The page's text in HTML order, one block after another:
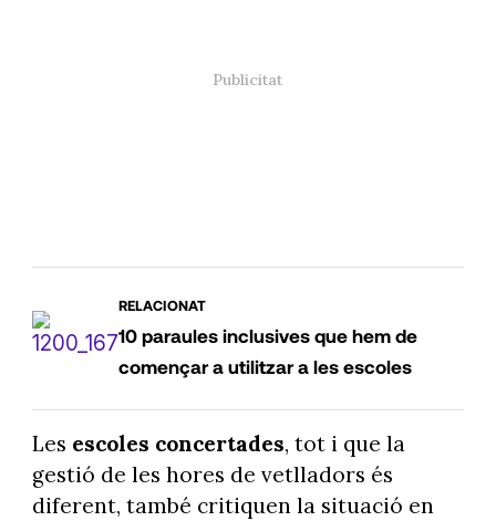
RELACIONAT
10 paraules inclusives que hem de
començar a utilitzar a les escoles
Les escoles concertades, tot i que la
gestió de les hores de vetlladors és
diferent, també critiquen la situació en